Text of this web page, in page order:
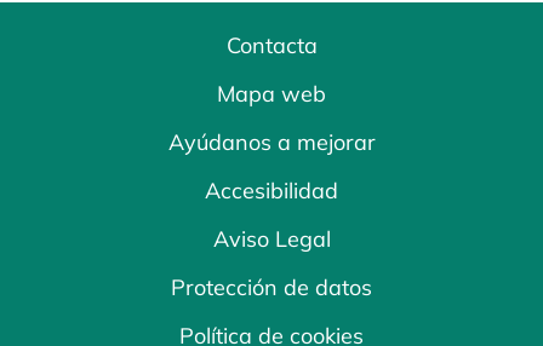
Contacta
Mapa web
Ayúdanos a mejorar
Accesibilidad
Aviso Legal
Protección de datos
Política de cookies